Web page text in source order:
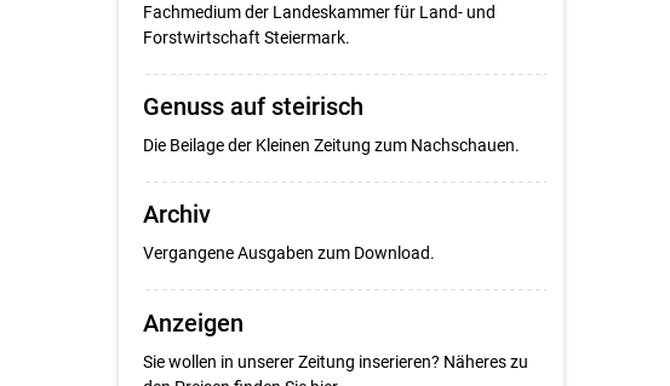
Fachmedium der Landeskammer für Land- und
Forstwirtschaft Steiermark.
Genuss auf steirisch
Die Beilage der Kleinen Zeitung zum Nachschauen.
Archiv
Vergangene Ausgaben zum Download.
Anzeigen
Sie wollen in unserer Zeitung inserieren? Näheres zu